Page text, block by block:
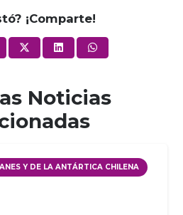
¡Comparte!
Noticias
Y DE LA ANTÁRTICA CHILENA